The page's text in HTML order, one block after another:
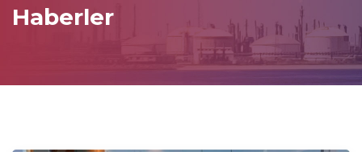
Haberler